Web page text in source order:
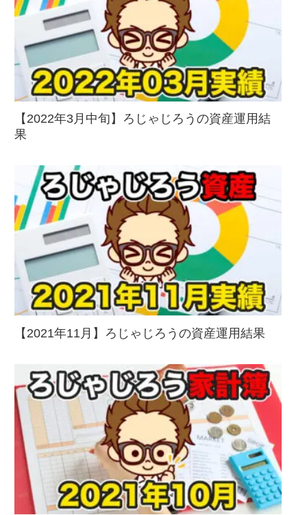
【2022年3月中旬】ろじゃじろうの資産運用結
果
【2021年11月】ろじゃじろうの資産運用結果